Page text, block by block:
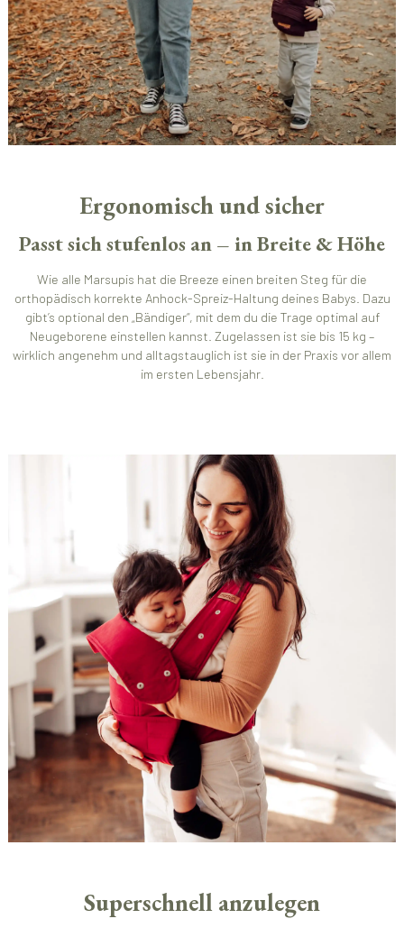
Ergonomisch und sicher
Passt sich stufenlos an – in Breite & Höhe
Wie alle Marsupis hat die Breeze einen breiten Steg für die
orthopädisch korrekte Anhock-Spreiz-Haltung deines Babys. Dazu
gibt’s optional den „Bändiger“, mit dem du die Trage optimal auf
Neugeborene einstellen kannst. Zugelassen ist sie bis 15 kg –
wirklich angenehm und alltagstauglich ist sie in der Praxis vor allem
im ersten Lebensjahr.
Superschnell anzulegen